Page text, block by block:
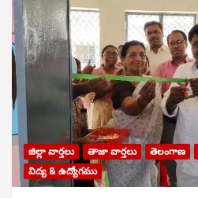
జిల్లా వార్తలు తాజా వార్తలు తెలంగాణ
విద్య & ఉద్యోగము